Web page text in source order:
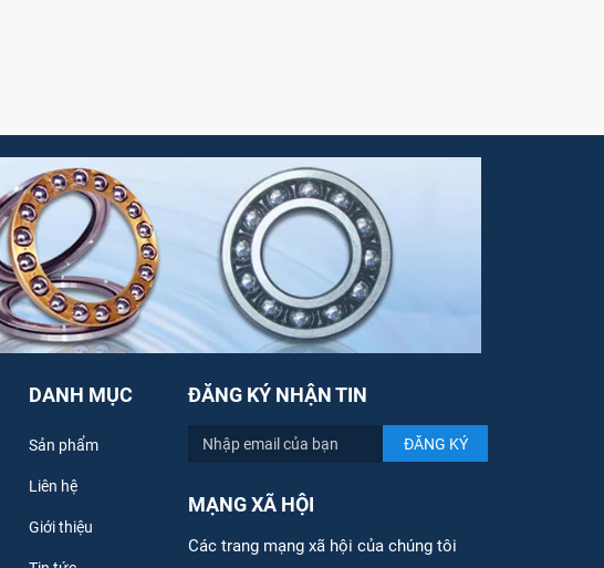
DANH MỤC
Sản phẩm
Liên hệ
Giới thiệu
ĐĂNG KÝ NHẬN TIN
MẠNG XÃ HỘI
Các trang mạng xã hội của chúng tôi